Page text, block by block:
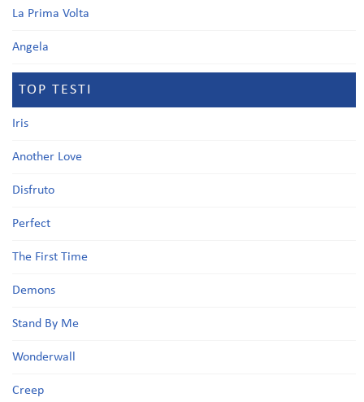
La Prima Volta
Angela
TOP TESTI
Iris
Another Love
Disfruto
Perfect
The First Time
Demons
Stand By Me
Wonderwall
Creep